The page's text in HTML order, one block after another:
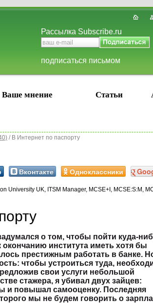
Рассылка Subscribe.ru
подписаться письмом
Ваше мнение Статьи
/ В Интернет по паспорту
Вконтакте Одноклассники
University UK, ITSM Manager, MCSE+I, MCSE:S:M,
о том, чтобы пойти куда-
института иметь хотя бы
престижным работать в банке.
чтобы устроиться туда,
свои услуги небольшой
стажера, я убивал двух зайцев:
и повышал самооценку. Последняя
мы не будем говорить о